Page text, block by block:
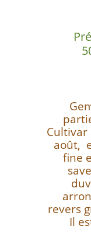
Cultivar
août,
fine
revers
Il